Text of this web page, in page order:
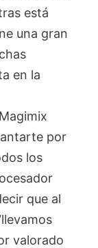
está
una gran
en la
por
los
que al
valorado